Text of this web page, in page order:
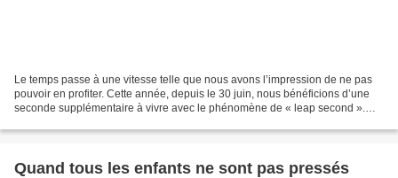
Le temps passe à une vitesse telle que nous avons l’impression de ne pas
pouvoir en profiter. Cette année, depuis le 30 juin, nous bénéficions d’une
seconde supplémentaire à vivre avec le phénomène de « leap second ».
Quand tous les enfants ne sont pas pressés